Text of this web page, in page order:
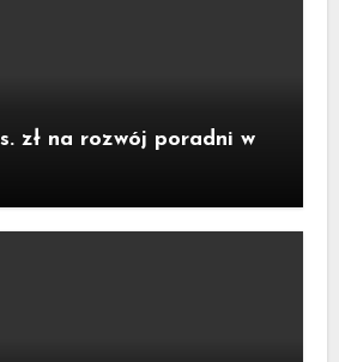
zł na rozwój poradni w